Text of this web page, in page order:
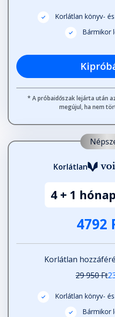
Harmincegy
Fejezet hossza: 00:08:25
Harminckettő
Fejezet hossza: 00:07:41
Harminchárom
Fejezet hossza: 00:10:22
Harmincöt
Harminchat
Fejezet hossza: 00:06:28
Korlátlan könyv-
Bármikor
* A próbaidőszak lejárta után
megújul, ha nem
Korlátlan
4 + 1
4792
Korlátlan
29 950 Ft
Korlátlan könyv-
Bármikor